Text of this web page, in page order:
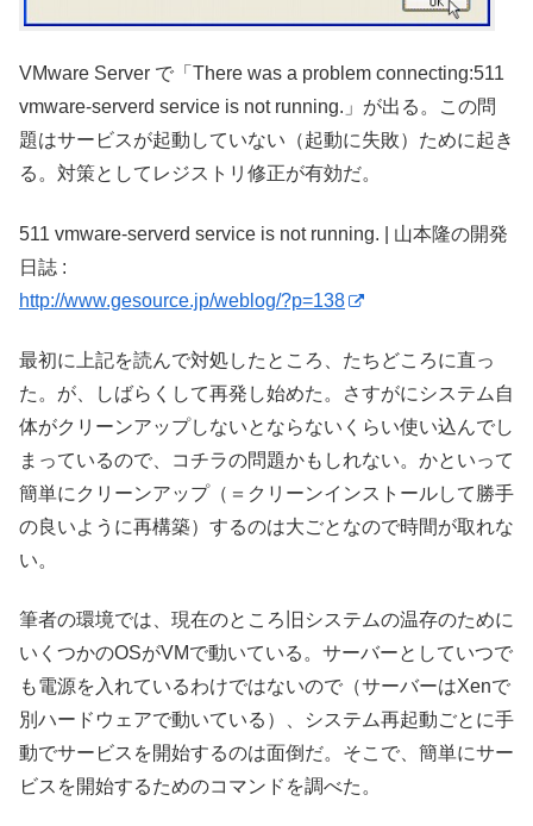
VMware Server で「There was a problem connecting:511
vmware-serverd service is not running.」が出る。この問
題はサービスが起動していない（起動に失敗）ために起き
る。対策としてレジストリ修正が有効だ。
511 vmware-serverd service is not running. | 山本隆の開発
日誌 :
http://www.gesource.jp/weblog/?p=138
最初に上記を読んで対処したところ、たちどころに直っ
た。が、しばらくして再発し始めた。さすがにシステム自
体がクリーンアップしないとならないくらい使い込んでし
まっているので、コチラの問題かもしれない。かといって
簡単にクリーンアップ（＝クリーンインストールして勝手
の良いように再構築）するのは大ごとなので時間が取れな
い。
筆者の環境では、現在のところ旧システムの温存のために
いくつかのOSがVMで動いている。サーバーとしていつで
も電源を入れているわけではないので（サーバーはXenで
別ハードウェアで動いている）、システム再起動ごとに手
動でサービスを開始するのは面倒だ。そこで、簡単にサー
ビスを開始するためのコマンドを調べた。